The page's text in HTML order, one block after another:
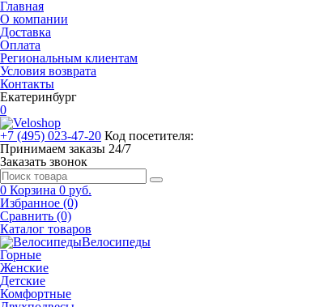
Главная
О компании
Доставка
Оплата
Региональным клиентам
Условия возврата
Контакты
Екатеринбург
0
+7 (495) 023-47-20 Код посетителя:
Принимаем заказы 24/7
Заказать звонок
0 Корзина 0 руб.
Избранное (0)
Сравнить (0)
Каталог товаров
Велосипеды
Горные
Женские
Детские
Комфортные